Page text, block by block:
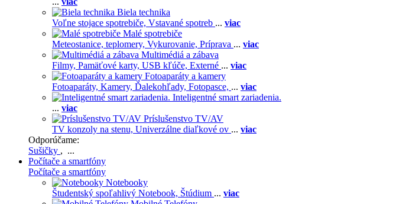
Biela technika
Voľne stojace spotrebiče, Vstavané spotreb ... viac
Malé spotrebiče
Meteostanice, teplomery, Vykurovanie, Príprava ... viac
Multimédiá a zábava
Filmy, Pamäťové karty, USB kľúče, Externé ... viac
Fotoaparáty a kamery
Fotoaparáty, Kamery, Ďalekohľady, Fotopasce, ... viac
Inteligentné smart zariadenia.
... viac
Príslušenstvo TV/AV
TV konzoly na stenu, Univerzálne diaľkové ov ... viac
Odporúčame:
Sušičky , ...
Počítače a smartfóny
Počítače a smartfóny
Notebooky
Študentský spoľahlivý Notebook, Štúdium ... viac